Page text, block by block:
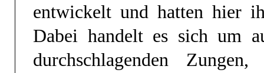
entwickelt und hatten hier
Dabei handelt es sich um
durchschlagenden